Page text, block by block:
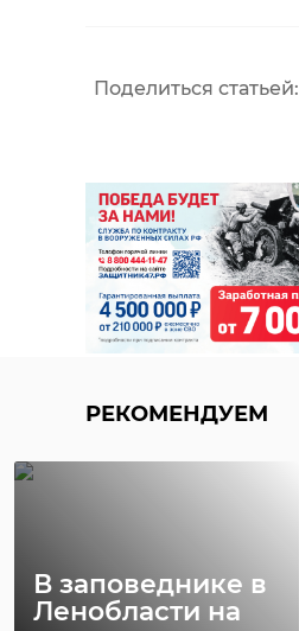
Поделиться статьей:
РЕКОМЕНДУЕМ
В заповеднике в
Ленобласти на